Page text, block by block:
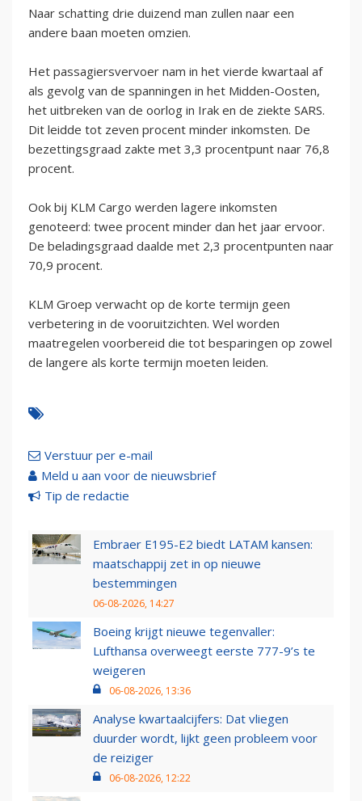
Naar schatting drie duizend man zullen naar een
andere baan moeten omzien.
Het passagiersvervoer nam in het vierde kwartaal af
als gevolg van de spanningen in het Midden-Oosten,
het uitbreken van de oorlog in Irak en de ziekte SARS.
Dit leidde tot zeven procent minder inkomsten. De
bezettingsgraad zakte met 3,3 procentpunt naar 76,8
procent.
Ook bij KLM Cargo werden lagere inkomsten
genoteerd: twee procent minder dan het jaar ervoor.
De beladingsgraad daalde met 2,3 procentpunten naar
70,9 procent.
KLM Groep verwacht op de korte termijn geen
verbetering in de vooruitzichten. Wel worden
maatregelen voorbereid die tot besparingen op zowel
de langere als korte termijn moeten leiden.
Verstuur per e-mail
Meld u aan voor de nieuwsbrief
Tip de redactie
Embraer E195-E2 biedt LATAM kansen:
maatschappij zet in op nieuwe
bestemmingen
06-08-2026, 14:27
Boeing krijgt nieuwe tegenvaller:
Lufthansa overweegt eerste 777-9’s te
weigeren
06-08-2026, 13:36
Analyse kwartaalcijfers: Dat vliegen
duurder wordt, lijkt geen probleem voor
de reiziger
06-08-2026, 12:22